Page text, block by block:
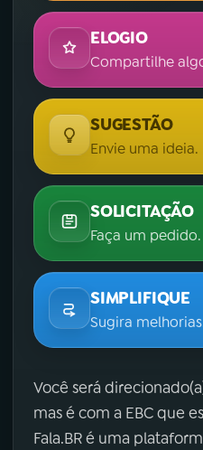
ELOGIO
Compartilhe
SUGESTÃO
Envie uma ideia.
SOLICITAÇÃO
Faça um pedido.
SIMPLIFIQUE
Sugira
Você será
mas é com a EBC que
Fala.BR é uma